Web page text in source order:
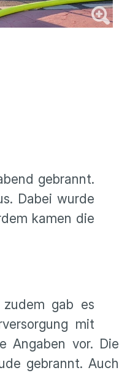
gebrannt.
Dabei wurde
kamen die
gab es
mit
Angaben vor. Die
gebrannt. Auch